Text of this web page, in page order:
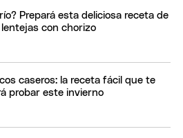
Prepará esta deliciosa receta de
con chorizo
caseros: la receta fácil que te
probar este invierno